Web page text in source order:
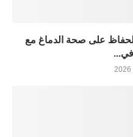
الحفاظ على صحة الدماغ مع
في...